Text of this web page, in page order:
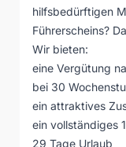
hilfsbedürftigen
Führerscheins?
Wir bieten:
eine Vergütung
bei 30
ein attraktives
ein vollständiges
29 Tage Urlaub